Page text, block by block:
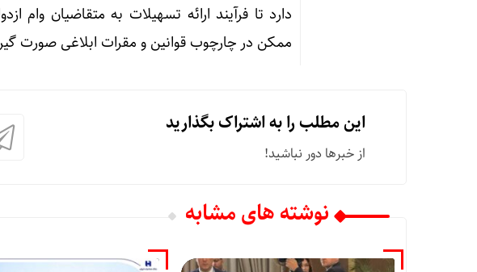
دارد تا فرآیند ارائه تسهیلات به متقاضیان وام
ممکن در چارچوب قوانین و مقرات ابلاغی صورت
این مطلب را به اشتراک بگذارید
از خبرها دور نباشید!
نوشته های مشابه